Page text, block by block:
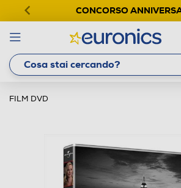
CONCORSO
FILM DVD